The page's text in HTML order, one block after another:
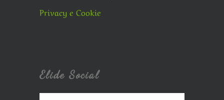
Privacy e Cookie
Elide Social